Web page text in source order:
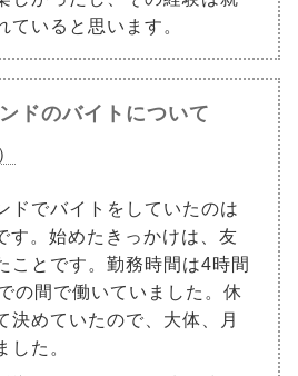
ていると思います。
ドのバイトについて
ドでバイトをしていたのは
す。始めたきっかけは、友
ことです。勤務時間は4時間
の間で働いていました。休
決めていたので、大体、月
した。